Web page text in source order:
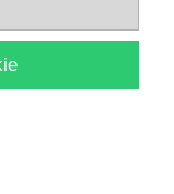
Fricker
38,90 zł
do koszyka